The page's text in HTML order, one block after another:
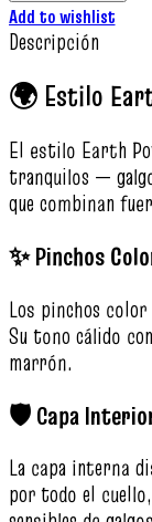
Add to wishlist
Descripción
🌍 Estilo
El estilo Earth
tranquilos —
que combinan
✨ Pinchos
Los pinchos
Su tono cálido
marrón.
🛡️ Capa
La capa interna
por todo el